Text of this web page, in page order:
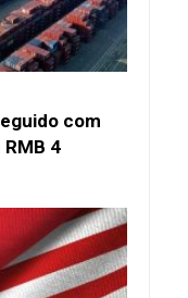
com
4